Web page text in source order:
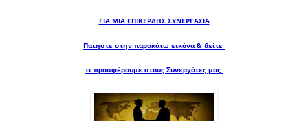
ΓΙΑ ΜΙΑ ΕΠΙΚΕΡΔΗΣ ΣΥΝΕΡΓΑΣΙΑ
Πατηστε στην παρακάτω εικόνα & δείτε
τι προσφέρουμε στους Συνεργάτες μας